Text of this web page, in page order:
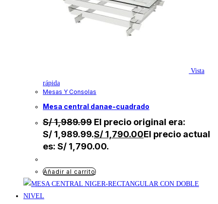
Vista
rápida
Mesas Y Consolas
mesa central danae-cuadrado
S/1,989.99 El precio original era:
S/ 1,989.99.S/ 1,790.00El precio actual
es: S/ 1,790.00.
Añadir al carrito